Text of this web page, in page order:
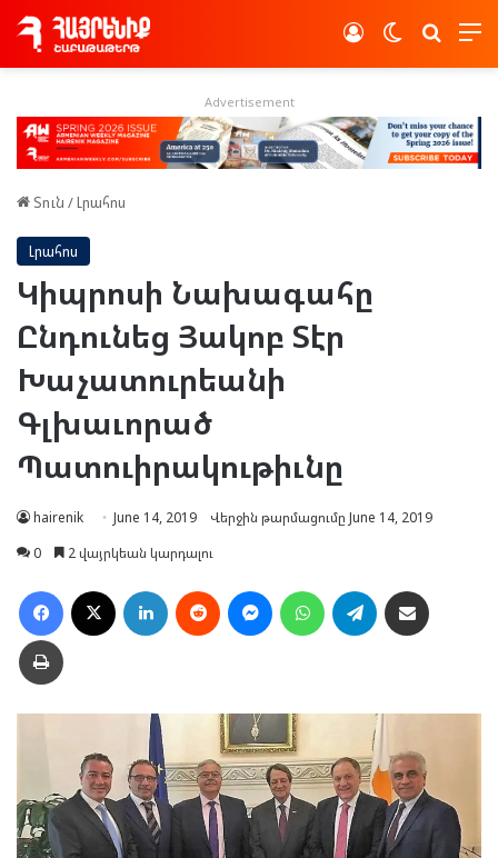
Switch skin
Log In
Advertisement
Տուն /Լրահոս
Լրահոս
Կիպրոսի Նախագահը
Ընդունեց Յակոբ Տէր
Խաչատուրեանի
Գլխաւորած
Պատուիրակութիւնը
hairenik June 14, 2019
Վերջին թարմացումը June 14, 2019
0
2 վայրկեան կարդալու
Facebook LinkedIn Reddit MessengerWhatsAppTelegram
Տպել